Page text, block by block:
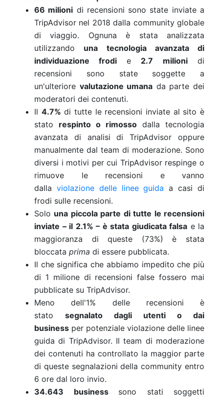
66 milioni di recensioni sono state inviate a
TripAdvisor nel 2018 dalla community globale
di viaggio. Ognuna è stata analizzata
utilizzando
una tecnologia avanzata di
individuazione frodi
e 2.7 milioni
di
recensioni sono state soggette a
un'ulteriore valutazione umana da parte dei
moderatori dei contenuti.
Il 4.7% di tutte le recensioni inviate al sito è
stato
respinto o rimosso dalla tecnologia
avanzata di analisi di TripAdvisor oppure
manualmente dal team di moderazione. Sono
diversi i motivi per cui TripAdvisor respinge o
rimuove le recensioni e vanno
dalla violazione delle linee guida a casi di
frodi sulle recensioni.
Solo una piccola parte di tutte le recensioni
inviate – il 2.1% – è stata giudicata falsa e la
maggioranza di queste (73%) è stata
bloccata prima di essere pubblicata.
Il che significa che abbiamo impedito che più
di 1 milione di recensioni false fossero mai
pubblicate su TripAdvisor.
Meno dell'1% delle recensioni è
stato
segnalato dagli utenti o dai
business per potenziale violazione delle linee
guida di TripAdvisor. Il team di moderazione
dei contenuti ha controllato la maggior parte
di queste segnalazioni della community entro
6 ore dal loro invio.
34.643 business
sono stati soggetti